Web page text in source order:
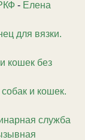
- Елена
для вязки.
кошек без
и кошек.
служба